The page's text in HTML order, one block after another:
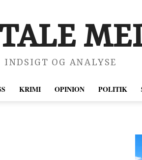
INDSIGT OG ANALYSE
KRIMI OPINION POLITIK